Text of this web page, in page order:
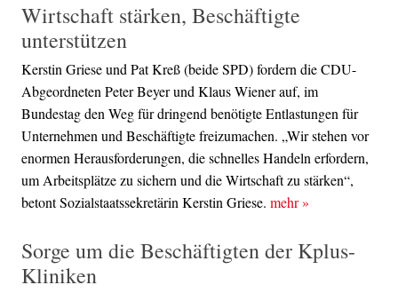
Wirtschaft stärken, Beschäftigte
unterstützen
Kerstin Griese und Pat Kreß (beide SPD) fordern die CDU-
Abgeordneten Peter Beyer und Klaus Wiener auf, im
Bundestag den Weg für dringend benötigte Entlastungen für
Unternehmen und Beschäftigte freizumachen. „Wir stehen vor
enormen Herausforderungen, die schnelles Handeln erfordern,
um Arbeitsplätze zu sichern und die Wirtschaft zu stärken“,
betont Sozialstaatssekretärin Kerstin Griese. mehr»
Sorge um die Beschäftigten der Kplus-
Kliniken